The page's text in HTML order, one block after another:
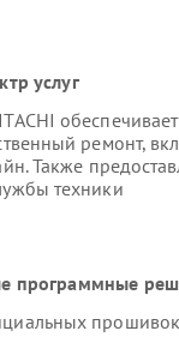
услуг
ремонт,
Также
техники
программные
прошивок